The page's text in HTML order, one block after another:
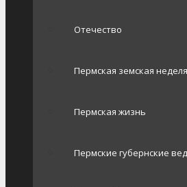
Отечество
Пермская земская неделя
Пермская жизнь
Пермские губернские